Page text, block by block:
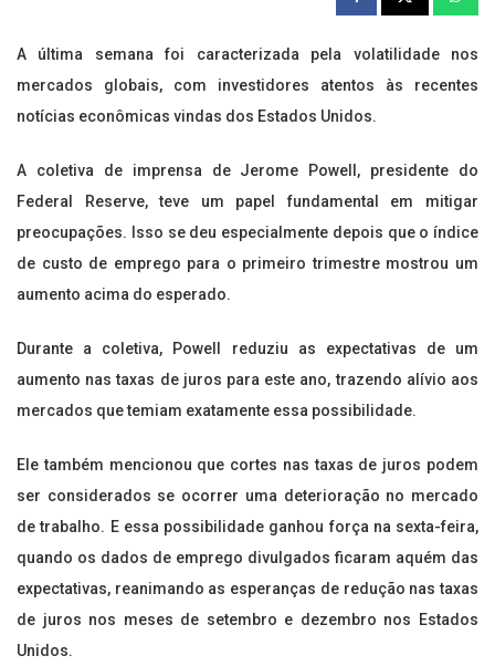
A última semana foi caracterizada pela volatilidade nos
mercados globais, com investidores atentos às recentes
notícias econômicas vindas dos Estados Unidos.
A coletiva de imprensa de Jerome Powell, presidente do
Federal Reserve, teve um papel fundamental em mitigar
preocupações. Isso se deu especialmente depois que o índice
de custo de emprego para o primeiro trimestre mostrou um
aumento acima do esperado.
Durante a coletiva, Powell reduziu as expectativas de um
aumento nas taxas de juros para este ano, trazendo alívio aos
mercados que temiam exatamente essa possibilidade.
Ele também mencionou que cortes nas taxas de juros podem
ser considerados se ocorrer uma deterioração no mercado
de trabalho. E essa possibilidade ganhou força na sexta-feira,
quando os dados de emprego divulgados ficaram aquém das
expectativas, reanimando as esperanças de redução nas taxas
de juros nos meses de setembro e dezembro nos Estados
Unidos.